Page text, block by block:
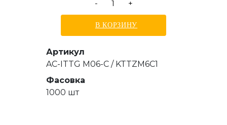
-
+
В КОРЗИНУ
Артикул
AC-ITTG M06-C / KTTZM6C1
Фасовка
1000 шт